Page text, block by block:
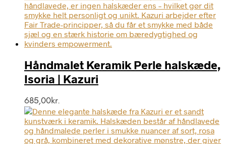
Håndmalet Keramik Perle halskæde,
Isoria | Kazuri
685,00kr.